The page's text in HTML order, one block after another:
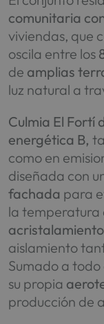
comunitaria
viviendas, que
oscila entre los
de amplias
luz natural a
Culmia El Fortí
energética B,
como en
diseñada con
fachada para
la temperatura
acristalamiento
aislamiento
Sumado a
su propia
producción de